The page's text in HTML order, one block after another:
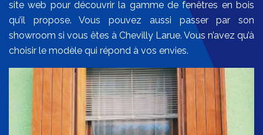
site web pour découvrir la gamme de fenêtres en bois
qu’il propose. Vous pouvez aussi passer par son
showroom si vous êtes à Chevilly Larue. Vous n’avez qu’à
choisir le modèle qui répond à vos envies.